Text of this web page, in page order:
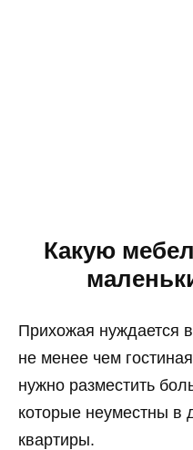
Какую
Прихожая нуждается
не менее чем
нужно разместить
которые неуместны в
квартиры.